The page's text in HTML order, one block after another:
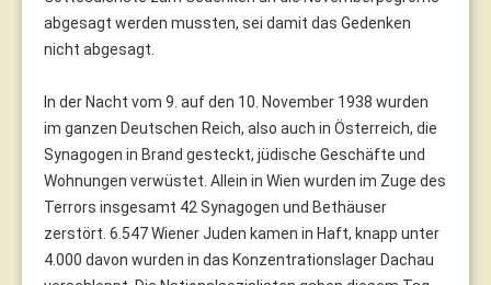
abgesagt werden mussten, sei damit das Gedenken
nicht abgesagt.
In der Nacht vom 9. auf den 10. November 1938 wurden
im ganzen Deutschen Reich, also auch in Österreich, die
Synagogen in Brand gesteckt, jüdische Geschäfte und
Wohnungen verwüstet. Allein in Wien wurden im Zuge des
Terrors insgesamt 42 Synagogen und Bethäuser
zerstört. 6.547 Wiener Juden kamen in Haft, knapp unter
4.000 davon wurden in das Konzentrationslager Dachau